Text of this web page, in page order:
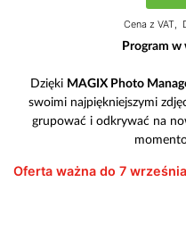
Cena z VAT,
Program w
Dzięki MAGIX Photo
swoimi najpiękniejszymi
grupować i odkrywać na
Oferta ważna do 7